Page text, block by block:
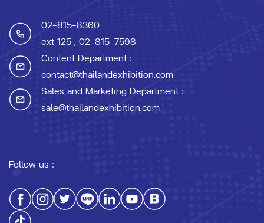
02-815-8360
ext 125 , 02-815-7598
Content Department :
contact@thailandexhibition.com
Sales and Marketing Department :
sale@thailandexhibition.com
Follow us :